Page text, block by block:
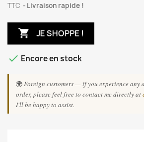
TTC Livraison rapide !
 JE SHOPPE !
 Encore en stock
🌍Foreign customers — if you experience any
order, please feel free to contact me directly at
I'll be happy to assist.